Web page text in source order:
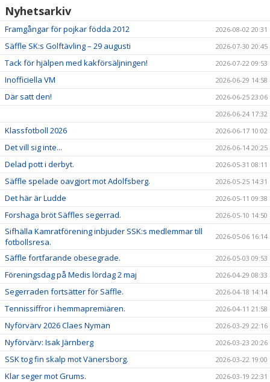
Nyhetsarkiv
Framgångar för pojkar födda 2012 2026-08-02 20:31
Säffle SK:s Golftävling – 29 augusti 2026-07-30 20:45
Tack för hjälpen med kakförsäljningen! 2026-07-22 09:53
Inofficiella VM 2026-06-29 14:58
Där satt den!
2026-06-25 23:06
2026-06-24 17:32
Klassfotboll 2026 2026-06-17 10:02
Det vill sig inte... 2026-06-14 20:25
Delad pott i derbyt. 2026-05-31 08:11
Säffle spelade oavgjort mot Adolfsberg. 2026-05-25 14:31
Det här är Ludde 2026-05-11 09:38
Forshaga bröt Säffles segerrad. 2026-05-10 14:50
Sifhälla Kamratförening inbjuder SSK:s medlemmar till
fotbollsresa.
2026-05-06 16:14
Säffle fortfarande obesegrade. 2026-05-03 09:53
Föreningsdag på Medis lördag 2 maj 2026-04-29 08:33
Segerraden fortsätter för Säffle. 2026-04-18 14:14
Tennissiffror i hemmapremiären. 2026-04-11 21:58
Nyförvärv 2026 Claes Nyman 2026-03-29 22:16
Nyförvärv: Isak Järnberg 2026-03-23 20:26
SSK tog fin skalp mot Vänersborg. 2026-03-22 19:00
Klar seger mot Grums. 2026-03-19 22:31